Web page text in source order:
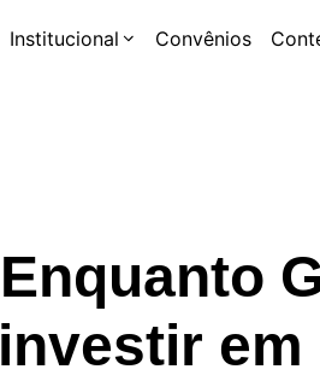
Institucional Convênios
Enquanto
investir